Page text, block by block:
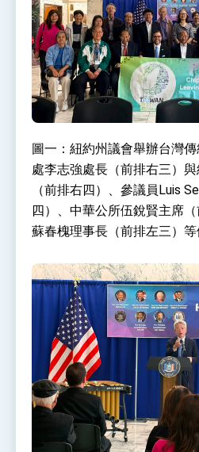
圖一：紐約州議會舉辦台灣
處李志強處長（前排右三）
（前排右四）、參議員Luis
四）、中華公所伍銳賢主席
蘇春槐理事長（前排左三）等